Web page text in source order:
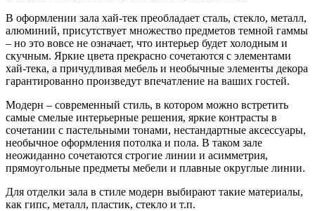
В оформлении зала хай-тек преобладает сталь, стекло, металл,
алюминий, присутствует множество предметов темной гаммы
– но это вовсе не означает, что интерьер будет холодным и
скучным. Яркие цвета прекрасно сочетаются с элементами
хай-тека, а причудливая мебель и необычные элементы декора
гарантированно произведут впечатление на ваших гостей.
Модерн – современный стиль, в котором можно встретить
самые смелые интерьерные решения, яркие контрасты в
сочетании с пастельными тонами, нестандартные аксессуары,
необычное оформления потолка и пола. В таком зале
неожиданно сочетаются строгие линии и асимметрия,
прямоугольные предметы мебели и плавные округлые линии.
Для отделки зала в стиле модерн выбирают такие материалы,
как гипс, металл, пластик, стекло и т.п.